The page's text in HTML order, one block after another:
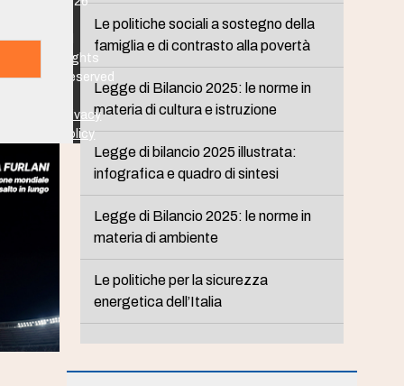
Le politiche sociali a sostegno della
famiglia e di contrasto alla povertà
Legge di Bilancio 2025: le norme in
materia di cultura e istruzione
Legge di bilancio 2025 illustrata:
infografica e quadro di sintesi
Legge di Bilancio 2025: le norme in
materia di ambiente
Le politiche per la sicurezza
energetica dell’Italia
Rights
Reserved
Privacy
Policy